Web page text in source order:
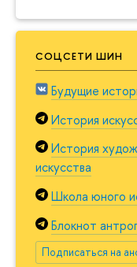
СОЦСЕТИ ШИН
Будущие
История
История
искусства
Школа юного
Блокнот
Подписаться на